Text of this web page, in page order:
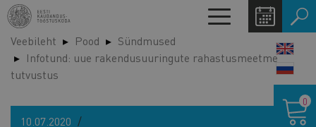
Liigu
edasi
põhisisu
juurde
Toggle
navigation
Veebileht Pood
Sündmused
Infotund: uue rakendusuuringute rahastusmeetme
tutvustus
10.07.2020
0